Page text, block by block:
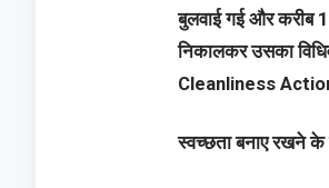
बुलवाई गई और करीब
निकालकर उसका
Cleanliness Action
स्वच्छता बनाए रखने के